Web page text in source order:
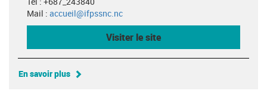
Mail : accueil@ifpssnc.nc
Visiter le site
En savoir plus